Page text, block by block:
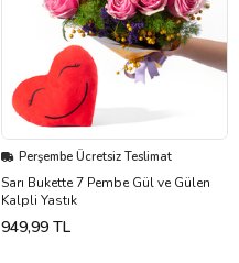
Perşembe Ücretsiz Teslimat
Sarı Bukette 7 Pembe Gül ve Gülen
Kalpli Yastık
949,99 TL